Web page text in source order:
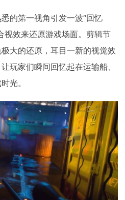
的第一视角引发一波“回忆
视效来还原游戏场面。剪辑节
大的还原，耳目一新的视觉效
玩家们瞬间回忆起在运输船、
光。